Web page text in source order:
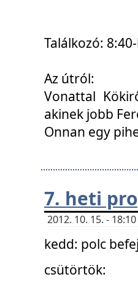
Találkozó:
Az útról:
Vonattal
akinek jobb
Onnan egy
7. heti
2012. 10. 15. -
kedd: polc
csütörtök: